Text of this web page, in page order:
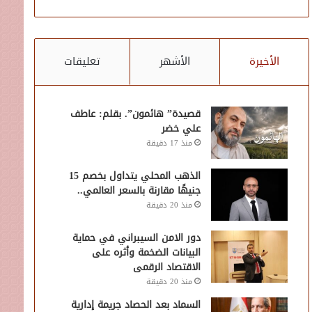
الأخيرة الأشهر تعليقات
قصيدة” هائمون”. بقلم: عاطف
علي خضر
منذ 17 دقيقة
الذهب المحلي يتداول بخصم 15
جنيهًا مقارنة بالسعر العالمي..
منذ 20 دقيقة
دور الامن السيبراني في حماية
البيانات الضخمة وأثره على
الاقتصاد الرقمى
منذ 20 دقيقة
السماد بعد الحصاد جريمة إدارية